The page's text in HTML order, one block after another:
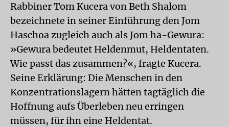
Rabbiner Tom Kucera von Beth Shalom
bezeichnete in seiner Einführung den Jom
Haschoa zugleich auch als Jom ha-Gewura:
»Gewura bedeutet Heldenmut, Heldentaten.
Wie passt das zusammen?«, fragte Kucera.
Seine Erklärung: Die Menschen in den
Konzentrationslagern hätten tagtäglich die
Hoffnung aufs Überleben neu erringen
müssen, für ihn eine Heldentat.